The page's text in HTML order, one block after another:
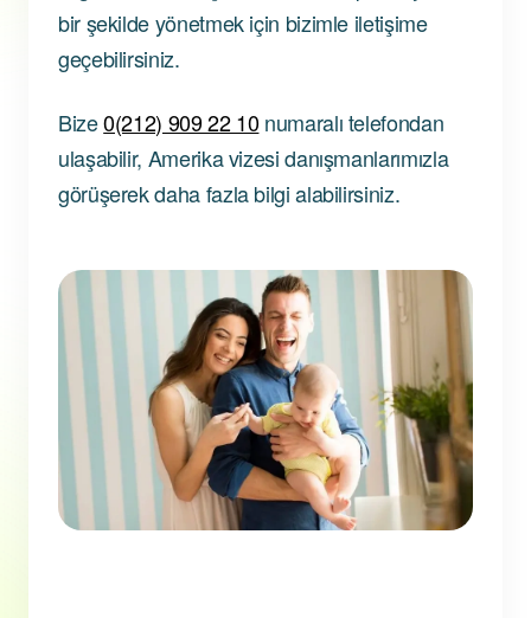
bir şekilde yönetmek için bizimle iletişime
geçebilirsiniz.
Bize0(212) 909 22 10numaralı telefondan
ulaşabilir, Amerika vizesi danışmanlarımızla
görüşerek daha fazla bilgi alabilirsiniz.